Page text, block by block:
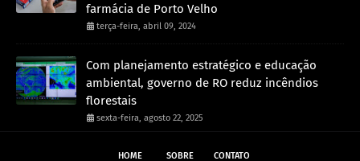
farmácia de Porto Velho
terça-feira, abril 09, 2024
Com planejamento estratégico e educação
ambiental, governo de RO reduz incêndios
florestais
sexta-feira, agosto 22, 2025
HOME SOBRE CONTATO